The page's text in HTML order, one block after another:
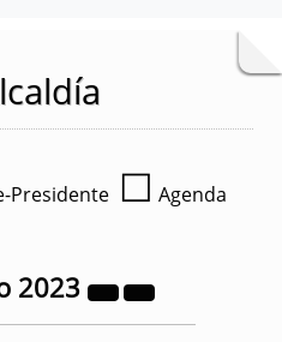
Presidente ☐ Agenda
2023